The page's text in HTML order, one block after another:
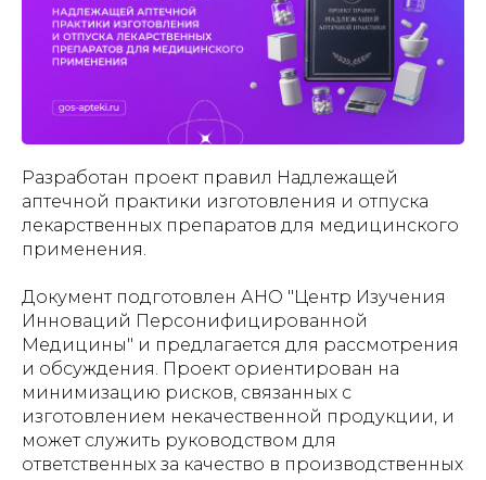
Разработан проект правил Надлежащей
аптечной практики изготовления и отпуска
лекарственных препаратов для медицинского
применения.
Документ подготовлен АНО "Центр Изучения
Инноваций Персонифицированной
Медицины" и предлагается для рассмотрения
и обсуждения. Проект ориентирован на
минимизацию рисков, связанных с
изготовлением некачественной продукции, и
может служить руководством для
ответственных за качество в производственных